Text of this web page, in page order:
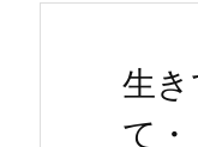
生
て